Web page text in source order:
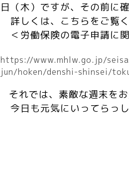
日（木）ですが、その前に
詳しくは、こちらをご覧く
＜労働保険の電子申請に
https://www.mhlw.go.jp/
jun/hoken/denshi-shinsei/
それでは、素敵な週末を
今日も元気にいってらっ